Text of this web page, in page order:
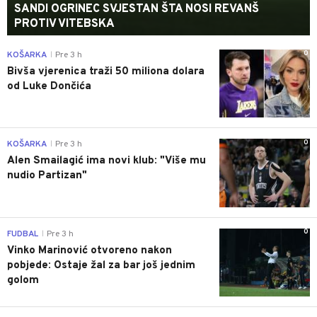
SANDI OGRINEC SVJESTAN ŠTA NOSI REVANŠ
PROTIV VITEBSKA
0
KOŠARKA Pre 3 h
Bivša vjerenica traži 50 miliona dolara
od Luke Dončića
0
KOŠARKA Pre 3 h
Alen Smailagić ima novi klub: "Više mu
nudio Partizan"
0
FUDBAL Pre 3 h
Vinko Marinović otvoreno nakon
pobjede: Ostaje žal za bar još jednim
golom